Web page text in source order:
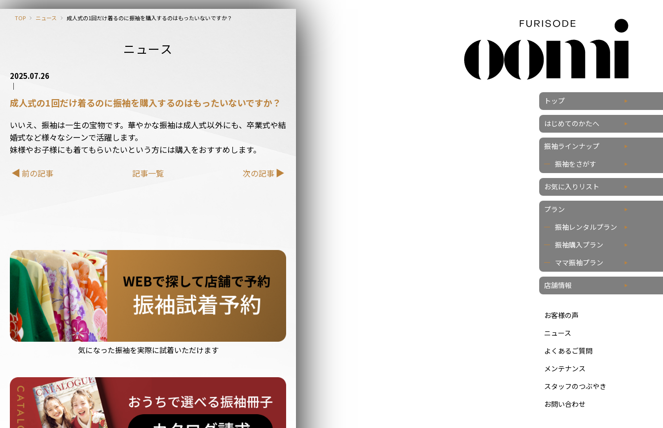
トップ
はじめてのかたへ
振袖ラインナップ
振袖をさがす
お気に入りリスト
プラン
振袖レンタルプラン
振袖購入プラン
ママ振袖プラン
店舗情報
お客様の声
ニュース
よくあるご質問
メンテナンス
スタッフのつぶやき
お問い合わせ
TOP ニュース 成人式の1回だけ着るのに振袖を購入するのはもったいないですか？
ニュース
2025.07.26
成人式の1回だけ着るのに振袖を購入するのはもったいないですか？
いいえ、振袖は一生の宝物です。華やかな振袖は成人式以外にも、卒業式や結
婚式など様々なシーンで活躍します。
妹様やお子様にも着てもらいたいという方には購入をおすすめします。
前の記事
記事一覧 次の記事
気になった振袖を実際に試着いただけます